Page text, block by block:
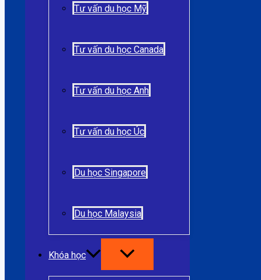
Tư vấn du học Mỹ
Tư vấn du học Canada
Tư vấn du học Anh
Tư vấn du học Úc
Du học Singapore
Du học Malaysia
Khóa học